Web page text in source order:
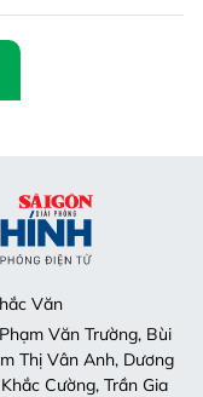
Văn
Văn Trường, Bùi
Thị Vân Anh, Dương
Cường, Trần Gia